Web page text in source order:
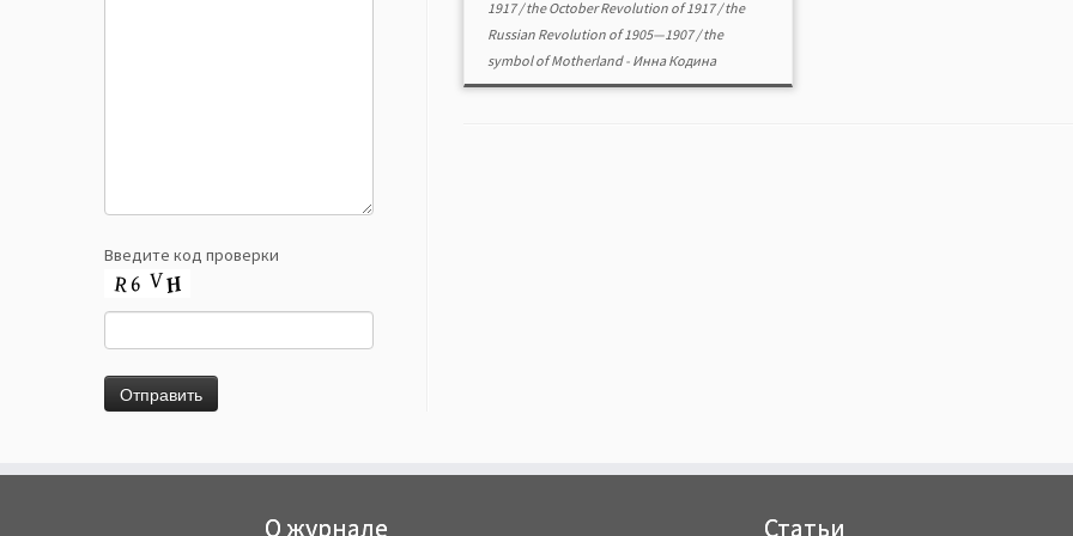
Введите код проверки
1917/the October Revolution of 1917/the
Russian Revolution of 1905—1907/the
symbol of Motherland- Инна Кодина
О журнале Статьи